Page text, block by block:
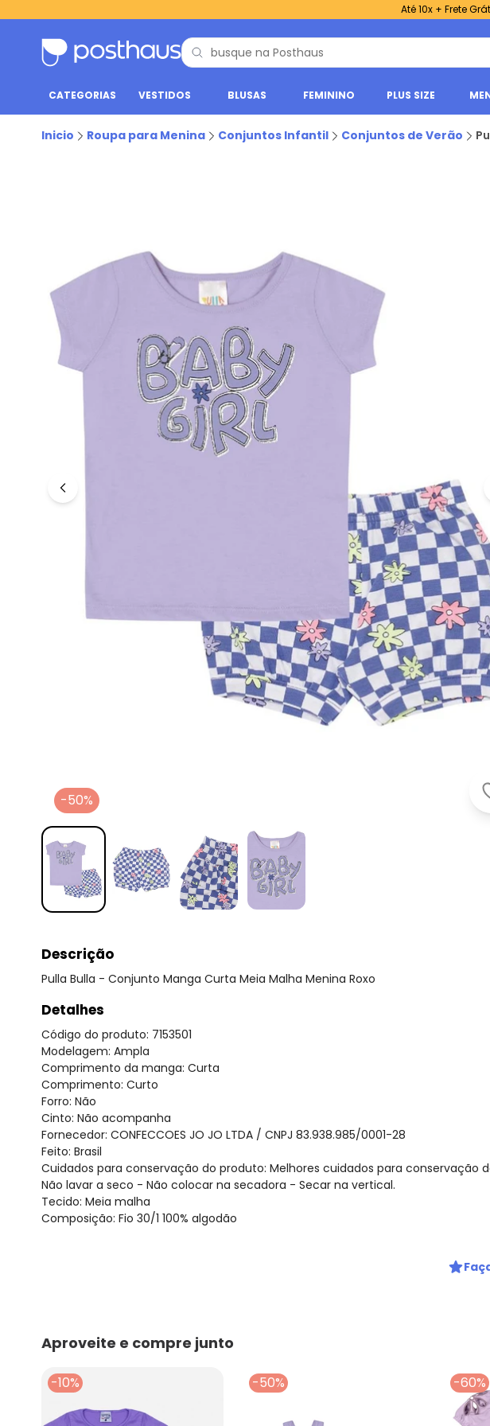
Até 10x + Frete
CATEGORIAS VESTIDOS BLUSAS FEMININO PLUS SIZE
Inicio Roupa para Menina Conjuntos Infantil Conjuntos de Verão
-50%
Descrição
Pulla Bulla - Conjunto Manga Curta Meia Malha Menina Roxo
Detalhes
Código do produto: 7153501
Modelagem: Ampla
Comprimento da manga: Curta
Comprimento: Curto
Forro: Não
Cinto: Não acompanha
Fornecedor: CONFECCOES JO JO LTDA / CNPJ 83.938.985/0001-28
Feito: Brasil
Cuidados para conservação do produto: Melhores cuidados para
Não lavar a seco - Não colocar na secadora - Secar na vertical.
Tecido: Meia malha
Composição: Fio 30/1 100% algodão
Aproveite e compre junto
-10% -50% -60%